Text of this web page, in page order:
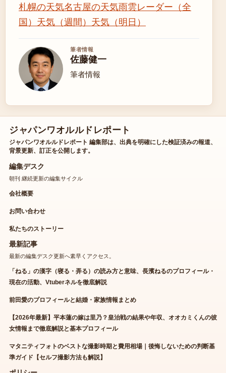
札幌の天気名古屋の天気雨雲レーダー（全
国） 天気（週間） 天気（明日）
筆者情報
佐藤健一
筆者情報
ジャパンワオルルドレポート
ジャパンワオルルドレポート 編集部は、出典を明確にした検証済みの報道、
背景更新、訂正を公開します。
編集デスク
朝刊 継続更新の編集サイクル
会社概要
お問い合わせ
私たちのストーリー
最新記事
最新の編集デスク更新へ素早くアクセス。
「ねる」の漢字（寝る・弄る）の読み方と意味、長濱ねるのプロフィール・
現在の活動、Vtuberネルを徹底解説
前田愛のプロフィールと結婚・家族情報まとめ
【2026年最新】平本蓮の嫁は里乃？皇治戦の結果や年収、オオカミくんの彼
女情報まで徹底解説と基本プロフィール
マタニティフォトのベストな撮影時期と費用相場｜後悔しないための判断基
準ガイド【セルフ撮影方法も解説】